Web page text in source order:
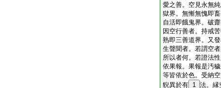
愛之善。空見永無
獄界。無慚無愧即
自活即餓鬼界。破
因空行善者。持戒
熟即三善道界。又
生聲聞者。若謂空
所以者何。若證法
依果報。果報是汚
等皆依於色。受納
貎異於有 1 法。縁